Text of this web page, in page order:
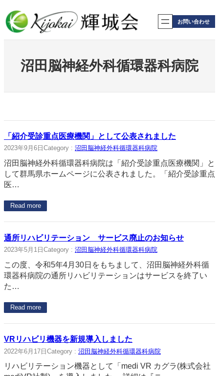
容
を
ス
お問い合わせ
沼田脳神経外科循環器科病院
「紹介受診重点医療機関」として公表されました
2023年9月6日 Category : 沼田脳神経外科循環器科病院
沼田脳神経外科循環器科病院は「紹介受診重点医療機関」と
して群馬県ホームページに公表されました。「紹介受診重点
医…
Read more
通所リハビリテーション サービス廃止のお知らせ
2023年5月1日 Category : 沼田脳神経外科循環器科病院
この度、令和5年4月30日をもちまして、沼田脳神経外科循
環器科病院の通所リハビリテーションはサービスを終了い
た…
Read more
VRリハビリ機器を新規導入しました
2022年6月17日 Category : 沼田脳神経外科循環器科病院
リハビリテーション機器として「medi VR カグラ(株式会社